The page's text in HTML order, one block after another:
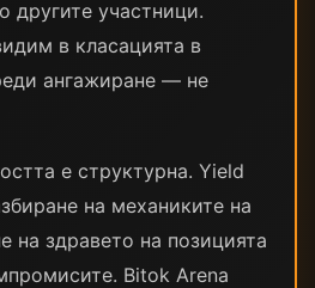
другите участници.
в класацията в
ангажиране — не
е структурна. Yield
на механиките на
на здравето на позицията
Bitok Arena